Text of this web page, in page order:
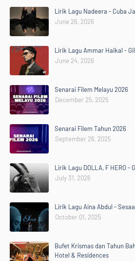
Lirik Lagu Nadeera - Cuba
June 26, 2026
Lirik Lagu Ammar Haikal -
June 24, 2026
Senarai Filem Melayu 2026
December 25, 2025
Senarai Filem Tahun 2026
September 26, 2025
Lirik Lagu DOLLA, F HERO -
July 31, 2026
Lirik Lagu Aina Abdul -
October 01, 2025
Bufet Krismas dan Tahun
Hotel & Residences